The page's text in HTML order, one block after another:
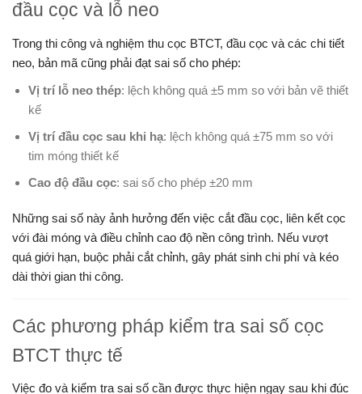
đầu cọc và lỗ neo
Trong thi công và nghiệm thu cọc BTCT, đầu cọc và các chi tiết
neo, bản mã cũng phải đạt sai số cho phép:
Vị trí lỗ neo thép: lệch không quá ±5 mm so với bản vẽ thiết
kế
Vị trí đầu cọc sau khi hạ: lệch không quá ±75 mm so với
tim móng thiết kế
Cao độ đầu cọc: sai số cho phép ±20 mm
Những sai số này ảnh hưởng đến việc cắt đầu cọc, liên kết cọc
với đài móng và điều chỉnh cao độ nền công trình. Nếu vượt
quá giới hạn, buộc phải cắt chỉnh, gây phát sinh chi phí và kéo
dài thời gian thi công.
Các phương pháp kiểm tra sai số cọc
BTCT thực tế
Việc đo và kiểm tra sai số cần được thực hiện ngay sau khi đúc